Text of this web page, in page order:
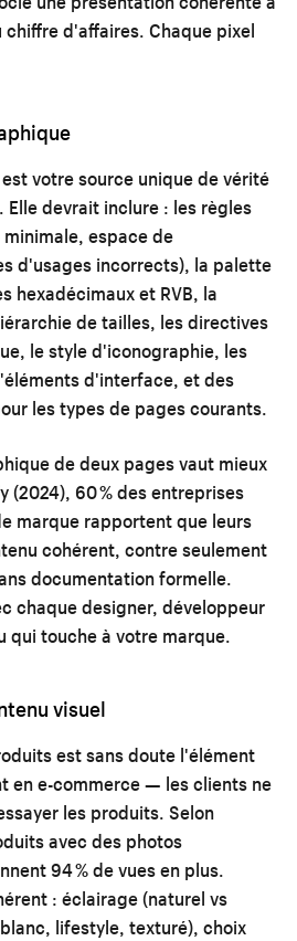
chiffre d'affaires. Chaque pixel
votre source unique de vérité
devrait inclure : les règles
espace de
d'usages incorrects), la palette
hexadécimaux et RVB, la
de tailles, les directives
le style d'iconographie, les
d'interface, et des
les types de pages courants.
de deux pages vaut mieux
(2024), 60 % des entreprises
marque rapportent que leurs
cohérent, contre seulement
documentation formelle.
chaque designer, développeur
qui touche à votre marque.
visuel
est sans doute l'élément
en e-commerce — les clients ne
les produits. Selon
avec des photos
94 % de vues en plus.
: éclairage (naturel vs
lifestyle, texturé), choix